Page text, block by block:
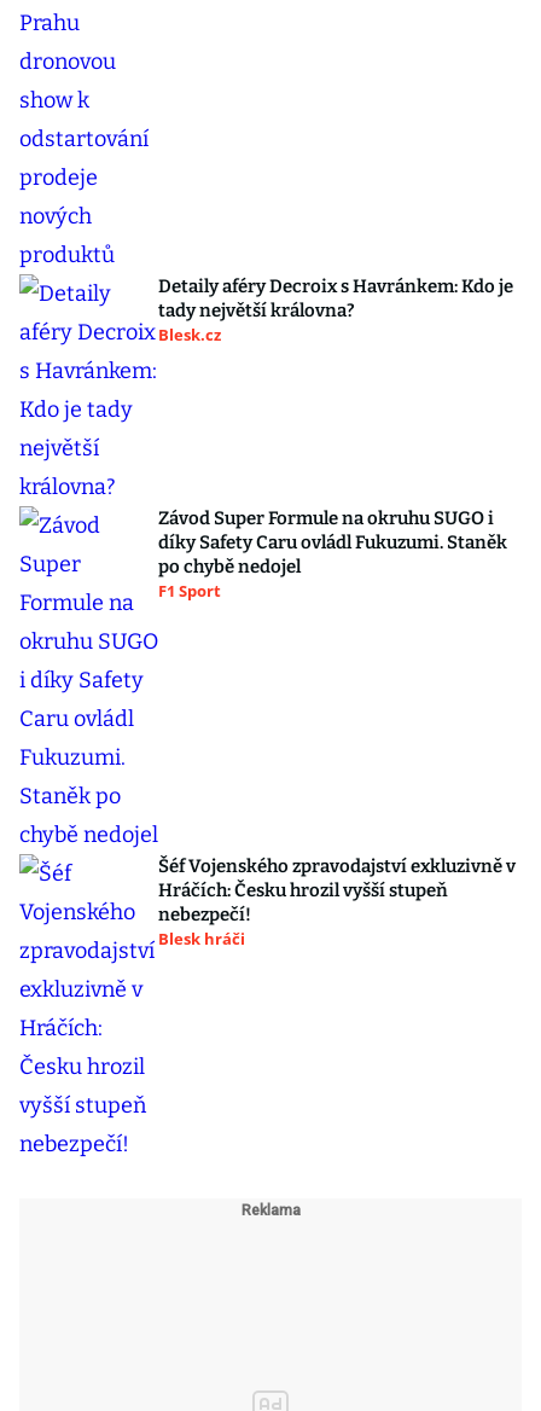
Detaily aféry Decroix s Havránkem: Kdo je
tady největší královna?
Blesk.cz
Závod Super Formule na okruhu SUGO i
díky Safety Caru ovládl Fukuzumi. Staněk
po chybě nedojel
F1 Sport
Šéf Vojenského zpravodajství exkluzivně v
Hráčích: Česku hrozil vyšší stupeň
nebezpečí!
Blesk hráči